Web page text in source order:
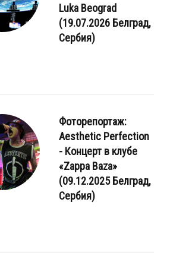
Luka Beograd
(19.07.2026 Белград,
Сербия)
Фоторепортаж:
Aesthetic Perfection
- Концерт в клубе
«Zappa Baza»
(09.12.2025 Белград,
Сербия)